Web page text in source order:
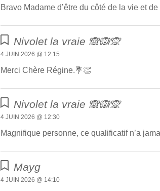
Bravo Madame d’être du côté de la vie et
Nivolet la vraie 🙈🙉🙊
4 JUIN 2026 @ 12:15
Merci Chère Régine.💐👏
Nivolet la vraie 🙈🙉🙊
4 JUIN 2026 @ 12:30
Magnifique personne, ce qualificatif n’a
Mayg
4 JUIN 2026 @ 14:10